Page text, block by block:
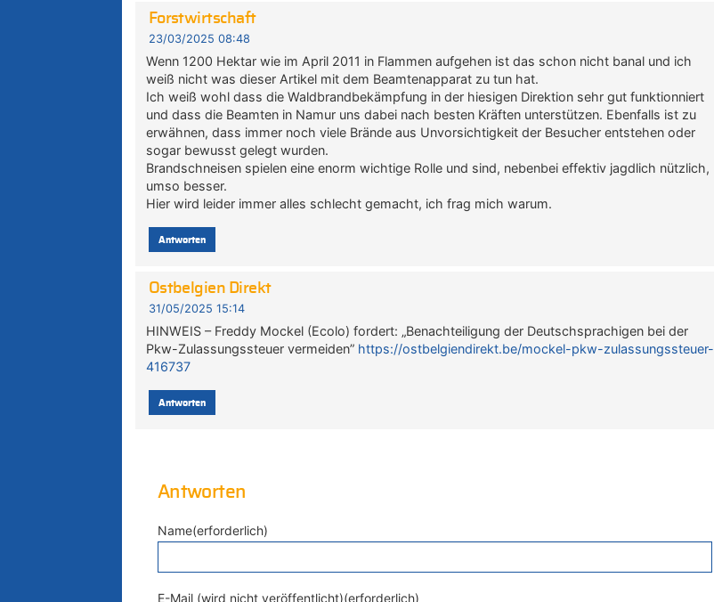
Forstwirtschaft
23/03/2025 08:48
Wenn 1200 Hektar wie im April 2011 in Flammen aufgehen ist das schon nicht banal und ich
weiß nicht was dieser Artikel mit dem Beamtenapparat zu tun hat.
Ich weiß wohl dass die Waldbrandbekämpfung in der hiesigen Direktion sehr gut funktionniert
und dass die Beamten in Namur uns dabei nach besten Kräften unterstützen. Ebenfalls ist zu
erwähnen, dass immer noch viele Brände aus Unvorsichtigkeit der Besucher entstehen oder
sogar bewusst gelegt wurden.
Brandschneisen spielen eine enorm wichtige Rolle und sind, nebenbei effektiv jagdlich nützlich,
umso besser.
Hier wird leider immer alles schlecht gemacht, ich frag mich warum.
Antworten
Ostbelgien Direkt
31/05/2025 15:14
HINWEIS – Freddy Mockel (Ecolo) fordert: „Benachteiligung der Deutschsprachigen bei der
Pkw-Zulassungssteuer vermeiden” https://ostbelgiendirekt.be/mockel-pkw-zulassungssteuer-
416737
Antworten
Antworten
Name(erforderlich)
E-Mail (wird nicht veröffentlicht)(erforderlich)